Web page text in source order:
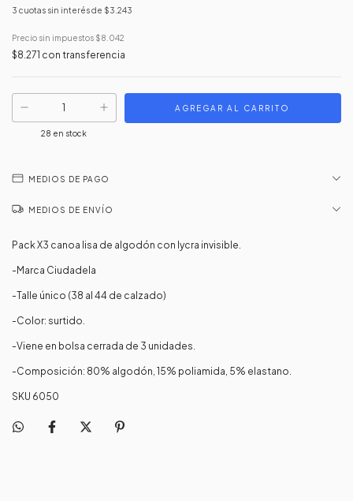
3 cuotas sin interés de $3.243
Precio sin impuestos $8.042
$8.271 con transferencia
28 en stock
MEDIOS DE PAGO
MEDIOS DE ENVÍO
Pack X3 canoa lisa de algodón con lycra invisible.
-Marca Ciudadela
-Talle único (38 al 44 de calzado)
-Color: surtido.
-Viene en bolsa cerrada de 3 unidades.
-Composición: 80% algodón, 15% poliamida, 5% elastano.
SKU 6050